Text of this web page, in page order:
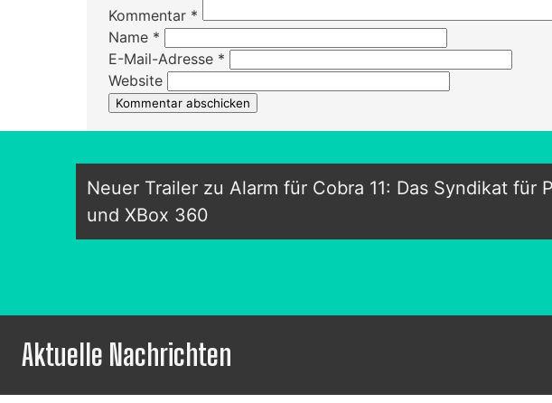
Kommentar *
Name *
E-Mail-Adresse *
Website
Neuer Trailer zu Alarm für Cobra 11: Das Syndikat für
und XBox 360
Aktuelle Nachrichten